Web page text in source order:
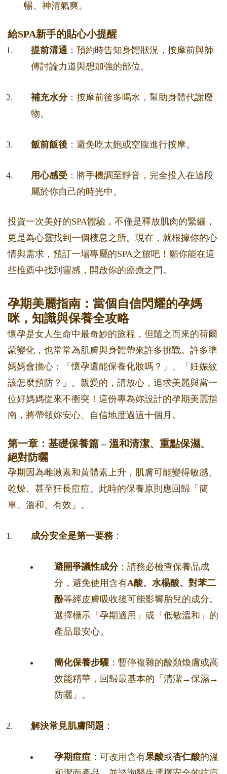
暢、神清氣爽。
給SPA新手的貼心小提醒
提前溝通 ：預約時告知身體狀況，按摩前與師
傅討論力道與想加強的部位。
補充水分：按摩前後多喝水，幫助身體代謝廢
物。
飯前飯後 ：避免吃太飽或空腹進行按摩。
用心感受 ：將手機調至靜音，完全投入在這段
屬於你自己的時光中。
投資一次美好的SPA體驗，不僅是釋放肌肉的緊繃，
更是為心靈找到一個棲息之所。現在，就根據你的心
情與需求，預訂一場專屬的SPA之旅吧！願你能在這
些推薦中找到靈感，開啟你的療癒之門。
孕期美麗指南：當個自信閃耀的孕媽
咪，知識與保養全攻略
懷孕是女人生命中最奇妙的旅程，但隨之而來的荷爾
蒙變化，也常常為肌膚與身體帶來許多挑戰。許多準
媽媽會擔心：「懷孕還能保養化妝嗎？」、「妊娠紋
該怎麼預防？」。親愛的，請放心，追求美麗與當一
位好媽媽從來不衝突！這份專為妳設計的孕期美麗指
南，將帶領妳安心、自信地度過這十個月。
第一章：基礎保養篇 – 溫和清潔、重點保濕、
絕對防曬
孕期因為雌激素和黃體素上升，肌膚可能變得敏感、
乾燥、甚至狂長痘痘。此時的保養原則應回歸「簡
單、溫和、有效」。
成分安全是第一要務：
避開爭議性成分：請務必檢查保養品成
分，避免使用含有A酸、水楊酸、對苯二
酚等經皮膚吸收後可能影響胎兒的成分。
選擇標示「孕期適用」或「低敏溫和」的
產品最安心。
簡化保養步驟 ：暫停複雜的酸類煥膚或高
效能精華，回歸最基本的「清潔→保濕→
防曬」。
解決常見肌膚問題 ：
孕期痘痘 ：可改用含有果酸或杏仁酸的溫